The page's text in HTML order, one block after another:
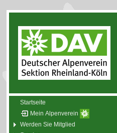
Startseite
Mein Alpenverein
Werden Sie Mitglied